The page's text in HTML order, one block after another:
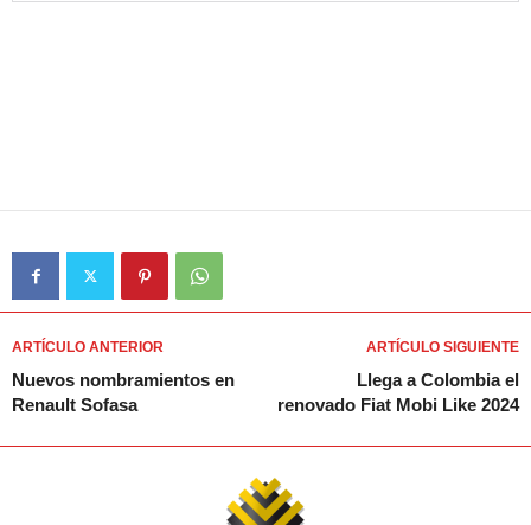
ARTÍCULO ANTERIOR
Nuevos nombramientos en
Renault Sofasa
ARTÍCULO SIGUIENTE
Llega a Colombia el
renovado Fiat Mobi Like 2024